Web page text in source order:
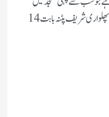
انجام دیئے جاتے تھے۔” (بحوالہ ہفت روزہ نقیب. پھلواری شریف پٹنہ بابت 14